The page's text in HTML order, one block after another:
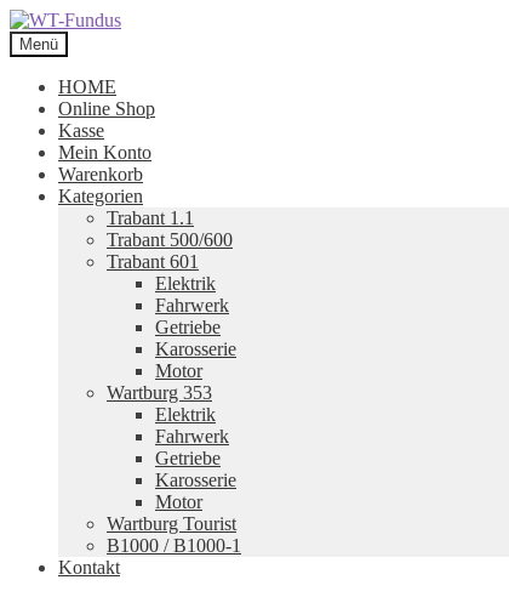
Zur
Navigation
springen
Zum
Inhalt
springen
Menü
HOME
Online Shop
Kasse
Mein Konto
Warenkorb
Kategorien
Trabant 1.1
Trabant 500/600
Trabant 601
Elektrik
Fahrwerk
Getriebe
Karosserie
Motor
Wartburg 353
Elektrik
Fahrwerk
Getriebe
Karosserie
Motor
Wartburg Tourist
B1000 / B1000-1
Kontakt